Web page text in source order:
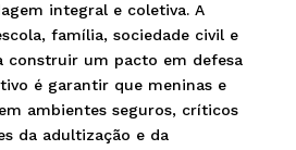
integral e coletiva. A
família, sociedade civil e
construir um pacto em defesa
é garantir que meninas e
ambientes seguros, críticos
da adultização e da